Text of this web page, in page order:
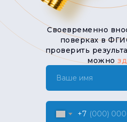
Своевременно
поверках в
проверить
можно
Ваше имя
+7